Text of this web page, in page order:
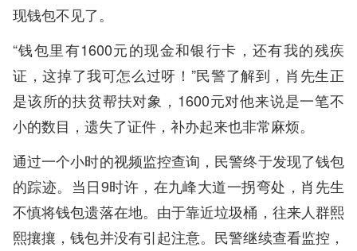
现钱包不见了。
“钱包里有1600元的现金和银行卡，还有我的残疾
证，这掉了我可怎么过呀！”民警了解到，肖先生正
是该所的扶贫帮扶对象，1600元对他来说是一笔不
小的数目，遗失了证件，补办起来也非常麻烦。
通过一个小时的视频监控查询，民警终于发现了钱包
的踪迹。当日9时许，在九峰大道一拐弯处，肖先生
不慎将钱包遗落在地。由于靠近垃圾桶，往来人群熙
熙攘攘，钱包并没有引起注意。民警继续查看监控，